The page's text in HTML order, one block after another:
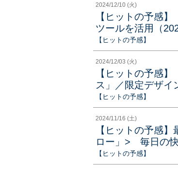
2024/12/10 (火)
【ヒットの予感
ツールを活用（
【ヒットの予感】
2024/12/03 (火)
【ヒットの予感
ス」／限定デザイ
【ヒットの予感】
2024/11/16 (土)
【ヒットの予感
ロー」> 毎日の快
【ヒットの予感】